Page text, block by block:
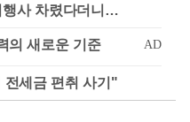
행사 차렸다더니…
전세금 편취 사기"